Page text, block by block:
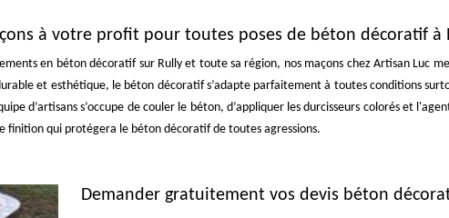
à votre profit pour toutes poses de béton décoratif à
en béton décoratif sur Rully et toute sa région, nos maçons chez Artisan Luc
et esthétique, le béton décoratif s’adapte parfaitement à toutes conditions
d’artisans s’occupe de couler le béton, d’appliquer les durcisseurs colorés et
finition qui protégera le béton décoratif de toutes agressions.
Demander gratuitement vos devis béton